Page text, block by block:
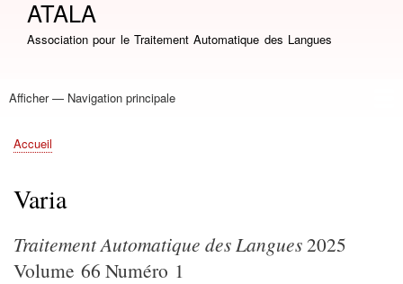
ATALA
Association pour le Traitement Automatique des Langues
Navigation
Afficher — Navigation principale
Accueil
Association
Bourses
Adhésion
Revue TAL
Liste LN
Conférence TALN
Conférences
Prix de thèse
Prix TALN-RECITAL
Annuaires
Journées
Offres d'emploi
Fil
Accueil
Varia
Traitement Automatique des Langues2025
Volume 66 Numéro 1